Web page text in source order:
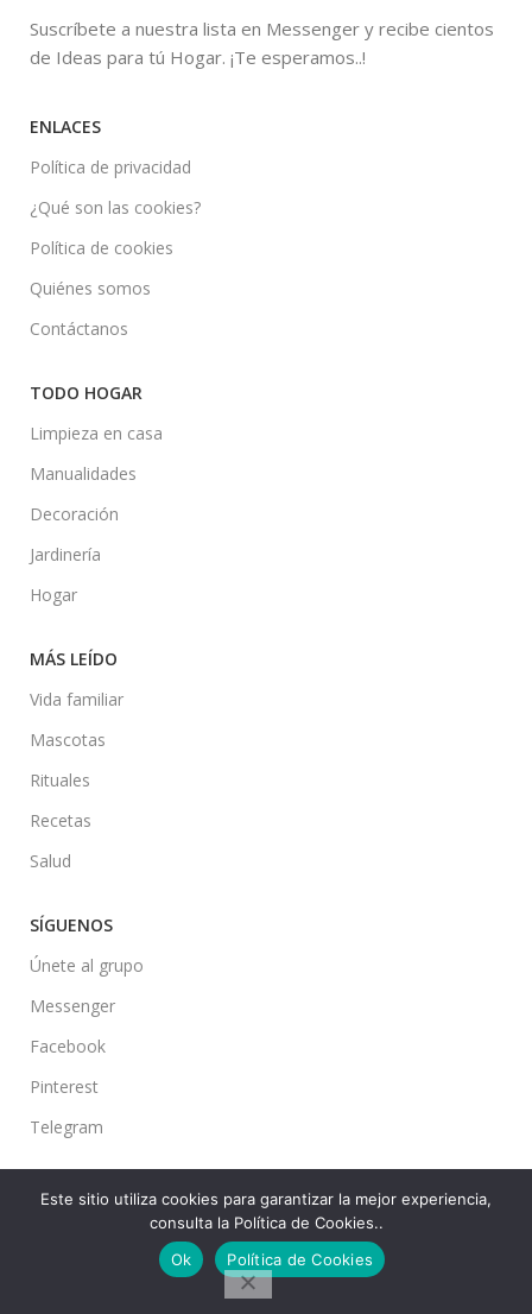
Suscríbete a nuestra lista en Messenger y recibe cientos
de Ideas para tú Hogar. ¡Te esperamos..!
ENLACES
Política de privacidad
¿Qué son las cookies?
Política de cookies
Quiénes somos
Contáctanos
TODO HOGAR
Limpieza en casa
Manualidades
Decoración
Jardinería
Hogar
MÁS LEÍDO
Vida familiar
Mascotas
Rituales
Recetas
Salud
SÍGUENOS
Únete al grupo
Messenger
Facebook
Pinterest
Telegram
Ideas en tu Hogar 2022 Created ByCMS. Premium Blog Solutions.
Este sitio utiliza cookies para garantizar la mejor experiencia,
consulta la Política de Cookies..
Ok
Política de Cookies